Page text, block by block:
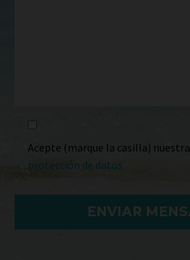
Acepte (marque la casilla) nuestra
protección de datos